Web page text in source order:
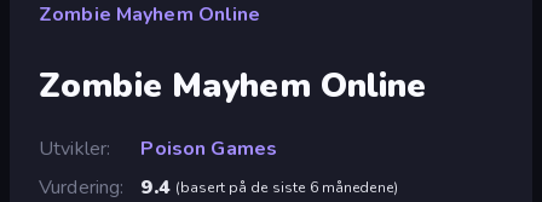
Zombie Mayhem Online
Zombie Mayhem Online
Utvikler
Poison Games
Vurdering
9.4 (basert på de siste 6 månedene)